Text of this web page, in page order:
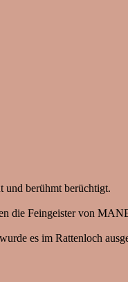
und berühmt berüchtigt.
die Feingeister von
es im Rattenloch